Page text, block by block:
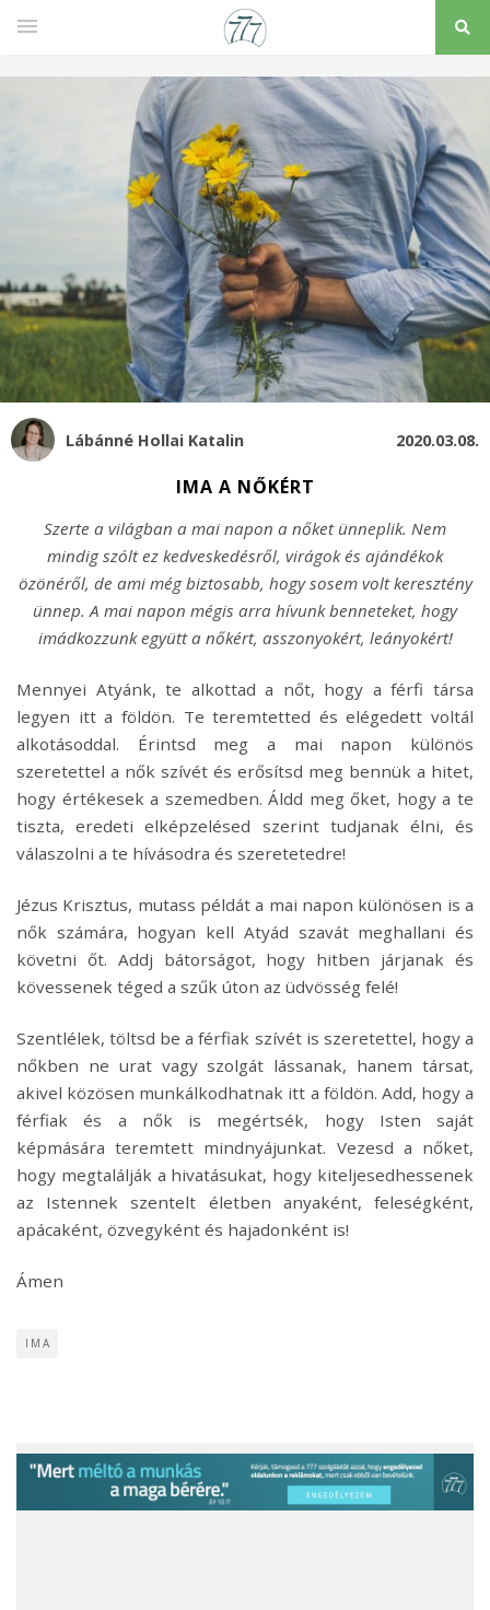
Lábánné Hollai Katalin 2020.03.08.
IMA A NŐKÉRT
Szerte a világban a mai napon a nőket ünneplik. Nem
mindig szólt ez kedveskedésről, virágok és ajándékok
özönéről, de ami még biztosabb, hogy sosem volt keresztény
ünnep. A mai napon mégis arra hívunk benneteket, hogy
imádkozzunk együtt a nőkért, asszonyokért, leányokért!
Mennyei Atyánk, te alkottad a nőt, hogy a férfi társa
legyen itt a földön. Te teremtetted és elégedett voltál
alkotásoddal. Érintsd meg a mai napon különös
szeretettel a nők szívét és erősítsd meg bennük a hitet,
hogy értékesek a szemedben. Áldd meg őket, hogy a te
tiszta, eredeti elképzelésed szerint tudjanak élni, és
válaszolni a te hívásodra és szeretetedre!
Jézus Krisztus, mutass példát a mai napon különösen is a
nők számára, hogyan kell Atyád szavát meghallani és
követni őt. Addj bátorságot, hogy hitben járjanak és
kövessenek téged a szűk úton az üdvösség felé!
Szentlélek, töltsd be a férfiak szívét is szeretettel, hogy a
nőkben ne urat vagy szolgát lássanak, hanem társat,
akivel közösen munkálkodhatnak itt a földön. Add, hogy a
férfiak és a nők is megértsék, hogy Isten saját
képmására teremtett mindnyájunkat. Vezesd a nőket,
hogy megtalálják a hivatásukat, hogy kiteljesedhessenek
az Istennek szentelt életben anyaként, feleségként,
apácaként, özvegyként és hajadonként is!
Ámen
IMA